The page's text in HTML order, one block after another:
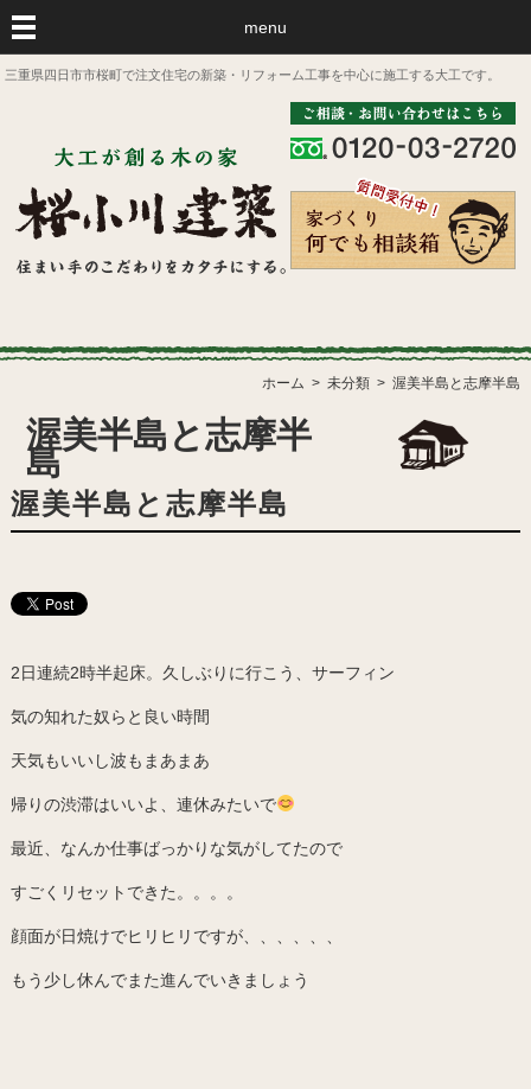
menu
三重県四日市市桜町で注文住宅の新築・リフォーム工事を中心に施工する大工です。
ホーム 未分類 渥美半島と志摩半島
渥美半島と志摩半
島
渥美半島と志摩半島
2日連続2時半起床。久しぶりに行こう、サーフィン
気の知れた奴らと良い時間
天気もいいし波もまあまあ
帰りの渋滞はいいよ、連休みたいで
最近、なんか仕事ばっかりな気がしてたので
すごくリセットできた。。。。
顔面が日焼けでヒリヒリですが、、、、、、
もう少し休んでまた進んでいきましょう